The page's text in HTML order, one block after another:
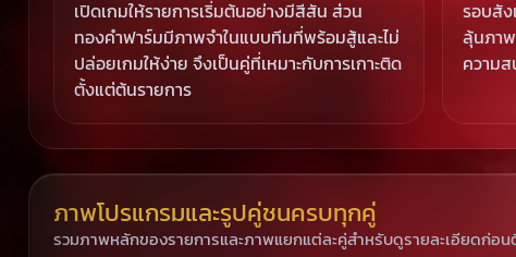
เปิดเกมให้รายการเริ่มต้นอย่างมีสีสัน ส่วน
ทองคำฟาร์มมีภาพจำในแบบทีมที่พร้อมสู้และไม่
ปล่อยเกมให้ง่าย จึงเป็นคู่ที่เหมาะกับการเกาะติด
ตั้งแต่ต้นรายการ
รอบสัง
ลุ้นภาพ
ความ
ภาพโปรแกรมและรูปคู่ชนครบทุกคู่
รวมภาพหลักของรายการและภาพแยกแต่ละคู่สำหรับดูรายละเอียดก่อ